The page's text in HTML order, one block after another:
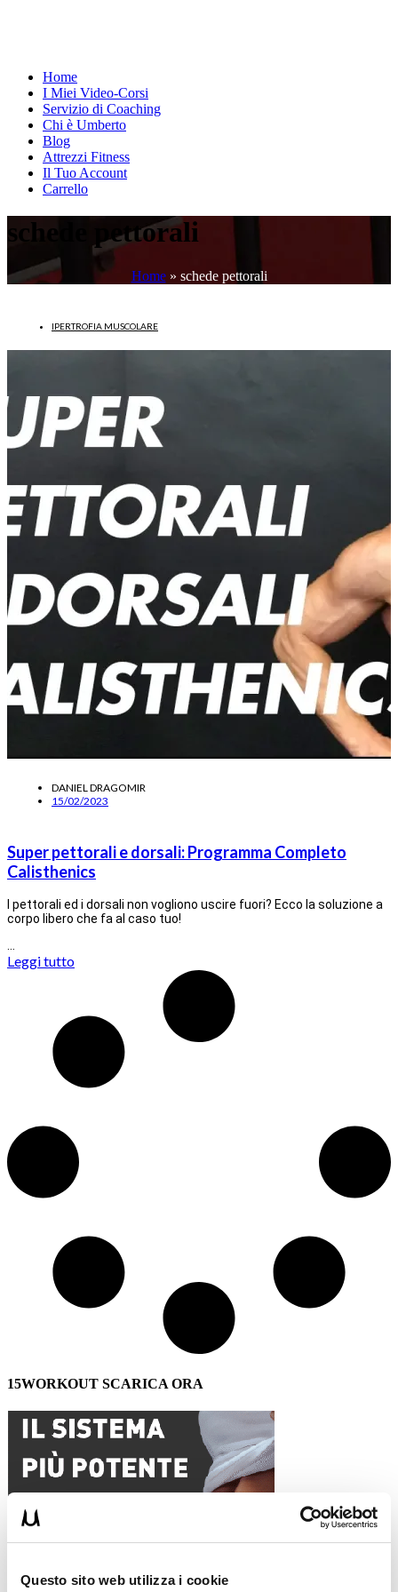
Questo sito web utilizza i cookie
Home
I Miei Video-Corsi
Servizio di Coaching
Chi è Umberto
Blog
Attrezzi Fitness
Il Tuo Account
Carrello
schede pettorali
Home» schede pettorali
IPERTROFIA MUSCOLARE
DANIEL DRAGOMIR
15/02/2023
Super pettorali e dorsali: Programma Completo
Calisthenics
I pettorali ed i dorsali non vogliono uscire fuori? Ecco la soluzione a
corpo libero che fa al caso tuo!
Leggi tutto
15WORKOUT SCARICA ORA